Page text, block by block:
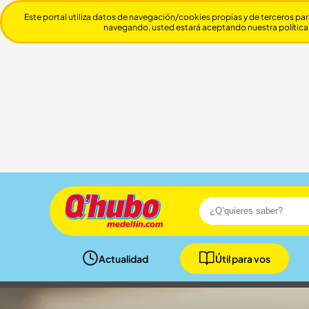
Actualidad Útil para vos
Este portal utiliza datos de navegación/cookies propias y de terceros
navegando, usted estará aceptando nuestra